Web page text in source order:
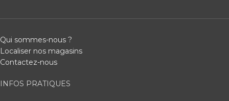
Qui sommes-nous ?
Localiser nos magasins
Contactez-nous
INFOS PRATIQUES